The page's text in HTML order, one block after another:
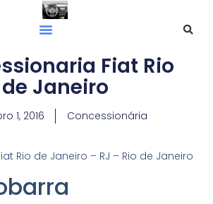
Fiat Rio
de Janeiro
1, 2016 Concessionária
Rio de Janeiro – RJ – Rio de Janeiro